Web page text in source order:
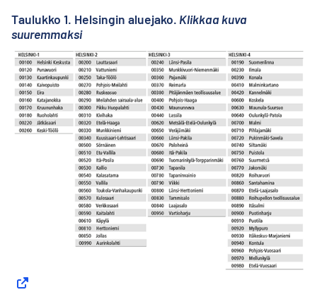
Taulukko 1. Helsingin aluejako. Klikkaa kuva
suuremmaksi